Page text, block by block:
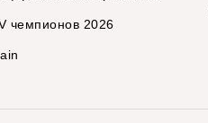
чемпионов 2026